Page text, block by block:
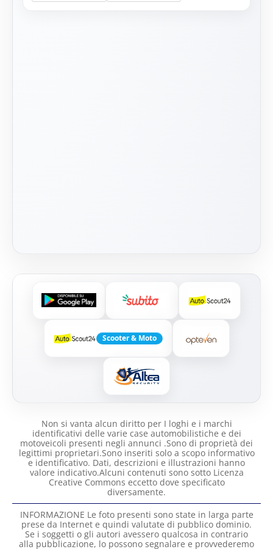
Scooter & Moto
Non si vanta alcun diritto per I loghi e i marchi
identificativi delle varie case automobilistiche e dei
motoveicoli presenti negli annunci .Sono di proprietà dei
legittimi proprietari.Sono inseriti solo a scopo informativo
e identificativo. Dati, descrizioni e illustrazioni hanno
valore indicativo.Alcuni contenuti sono sotto Licenza
Creative Commons eccetto dove specificato
diversamente.
INFORMAZIONE Le foto presenti sono state in larga parte
prese da Internet e quindi valutate di pubblico dominio.
Se i soggetti o gli autori avessero qualcosa in contrario
alla pubblicazione, lo possono segnalare e provvederemo